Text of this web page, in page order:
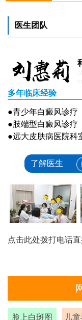
医生团队
多年临床经验
●青少年白癜风诊疗
●肢端型白癜风诊疗
●远大皮肤病医院科
了解医生
点击此处拨打电话
脸上白斑图 儿